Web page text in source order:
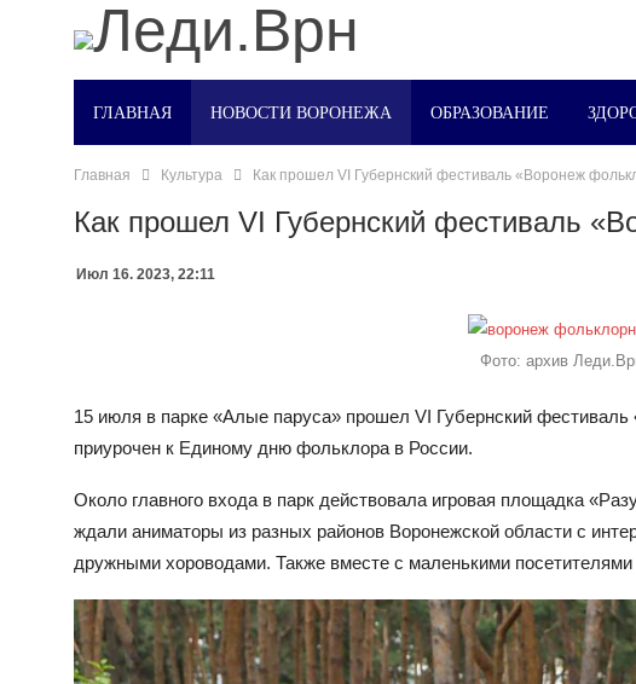
ГЛАВНАЯ НОВОСТИ ВОРОНЕЖА ОБРАЗОВАНИЕ
Главная Культура Как прошел VI Губернский фестиваль «Воронеж
Как прошел VI Губернский фестиваль
Июл 16. 2023, 22:11
Фото: архив
15 июля в парке «Алые паруса» прошел VI Губернский
приурочен к Единому дню фольклора в России.
Около главного входа в парк действовала игровая площадка
ждали аниматоры из разных районов Воронежской области с
дружными хороводами. Также вместе с маленькими